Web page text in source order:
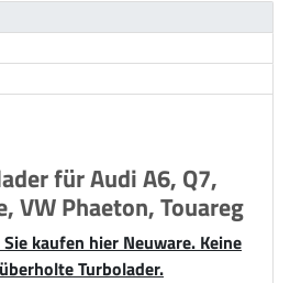
für Audi A6, Q7,
VW Phaeton, Touareg
kaufen hier Neuware. Keine
Turbolader.